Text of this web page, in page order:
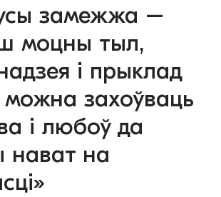
замежжа –
моцны тыл,
і прыклад
можна захоўваць
і любоў да
нават на